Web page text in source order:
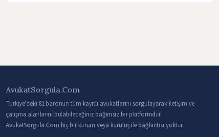
AvukatSorgula.Com
Türkiye'deki 81 baronun tüm kayıtlı avukatlarını sorgulayarak iletişim ve
çalışma alanlarını bulabileceğiniz bağımsız bir platformdur.
AvukatSorgula.Com hiç bir kurum veya kuruluş ile bağlantısı yoktur.